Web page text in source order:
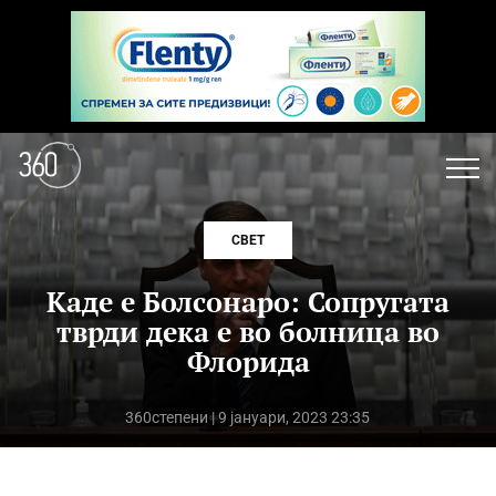
СВЕТ
Каде е Болсонаро: Сопругата
тврди дека е во болница во
Флорида
360степени| 9 јануари, 2023 23:35